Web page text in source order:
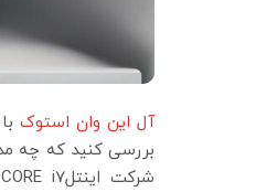
آل این وان استوک
بررسی کنید که چه